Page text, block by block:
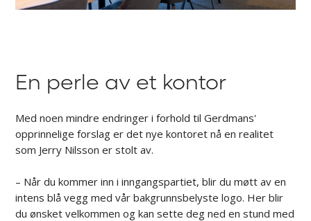
En perle av et kontor
Med noen mindre endringer i forhold til Gerdmans'
opprinnelige forslag er det nye kontoret nå en realitet
som Jerry Nilsson er stolt av.
– Når du kommer inn i inngangspartiet, blir du møtt av en
intens blå vegg med vår bakgrunnsbelyste logo. Her blir
du ønsket velkommen og kan sette deg ned en stund med